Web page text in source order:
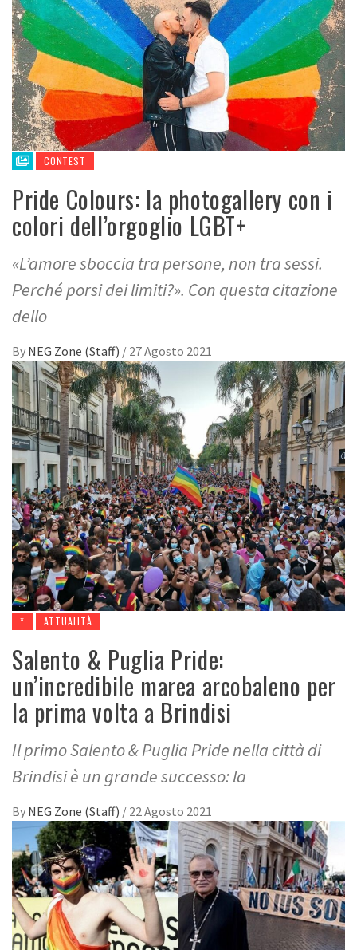
CONTEST
Pride Colours: la photogallery con i
colori dell’orgoglio LGBT+
«L’amore sboccia tra persone, non tra sessi.
Perché porsi dei limiti?». Con questa citazione
dello
By NEG Zone (Staff) / 27 Agosto 2021
* ATTUALITÀ
Salento & Puglia Pride:
un’incredibile marea arcobaleno per
la prima volta a Brindisi
Il primo Salento & Puglia Pride nella città di
Brindisi è un grande successo: la
By NEG Zone (Staff) / 22 Agosto 2021